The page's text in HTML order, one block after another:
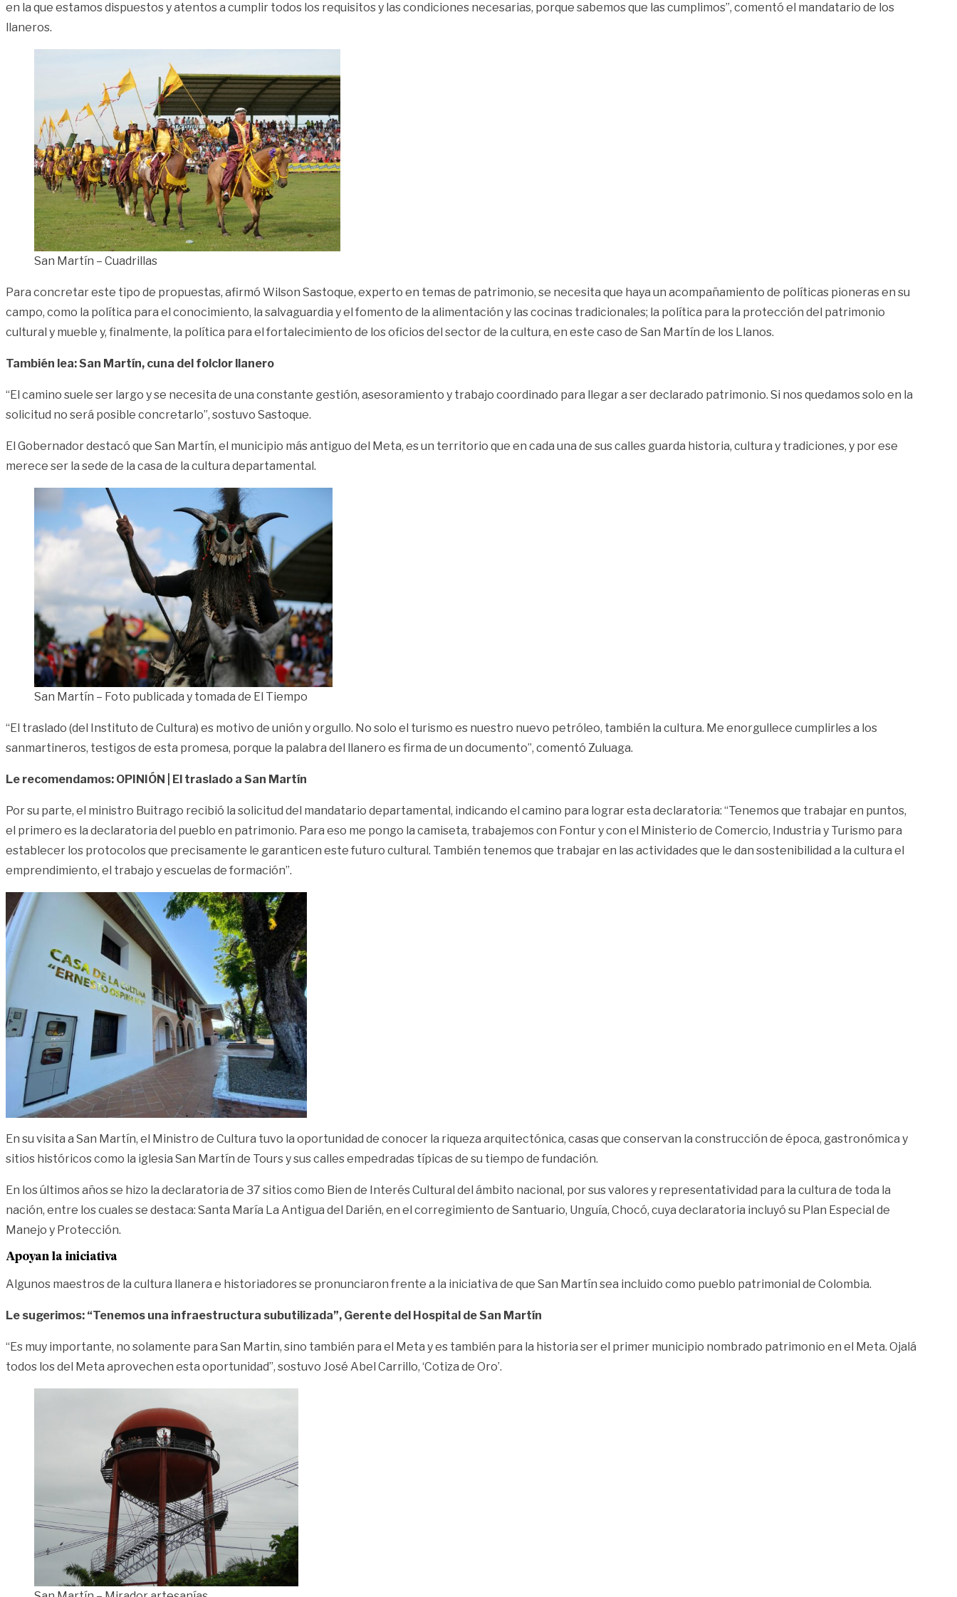
en la que estamos dispuestos y atentos a cumplir todos los requisitos y las condiciones necesarias, porque sabemos que las cumplimos”, comentó el mandatario de los
llaneros.
San Martín – Cuadrillas
Para concretar este tipo de propuestas, afirmó Wilson Sastoque, experto en temas de patrimonio, se necesita que haya un acompañamiento de políticas pioneras en su
campo, como la política para el conocimiento, la salvaguardia y el fomento de la alimentación y las cocinas tradicionales; la política para la protección del patrimonio
cultural y mueble y, finalmente, la política para el fortalecimiento de los oficios del sector de la cultura, en este caso de San Martín de los Llanos.
También lea: San Martín, cuna del folclor llanero
“El camino suele ser largo y se necesita de una constante gestión, asesoramiento y trabajo coordinado para llegar a ser declarado patrimonio. Si nos quedamos solo en la
solicitud no será posible concretarlo”, sostuvo Sastoque.
El Gobernador destacó que San Martín, el municipio más antiguo del Meta, es un territorio que en cada una de sus calles guarda historia, cultura y tradiciones, y por ese
merece ser la sede de la casa de la cultura departamental.
San Martín – Foto publicada y tomada de El Tiempo
“El traslado (del Instituto de Cultura) es motivo de unión y orgullo. No solo el turismo es nuestro nuevo petróleo, también la cultura. Me enorgullece cumplirles a los
sanmartineros, testigos de esta promesa, porque la palabra del llanero es firma de un documento”, comentó Zuluaga.
Le recomendamos: OPINIÓN | El traslado a San Martín
Por su parte, el ministro Buitrago recibió la solicitud del mandatario departamental, indicando el camino para lograr esta declaratoria: “Tenemos que trabajar en puntos,
el primero es la declaratoria del pueblo en patrimonio. Para eso me pongo la camiseta, trabajemos con Fontur y con el Ministerio de Comercio, Industria y Turismo para
establecer los protocolos que precisamente le garanticen este futuro cultural. También tenemos que trabajar en las actividades que le dan sostenibilidad a la cultura el
emprendimiento, el trabajo y escuelas de formación”.
En su visita a San Martín, el Ministro de Cultura tuvo la oportunidad de conocer la riqueza arquitectónica, casas que conservan la construcción de época, gastronómica y
sitios históricos como la iglesia San Martín de Tours y sus calles empedradas típicas de su tiempo de fundación.
En los últimos años se hizo la declaratoria de 37 sitios como Bien de Interés Cultural del ámbito nacional, por sus valores y representatividad para la cultura de toda la
nación, entre los cuales se destaca: Santa María La Antigua del Darién, en el corregimiento de Santuario, Unguía, Chocó, cuya declaratoria incluyó su Plan Especial de
Manejo y Protección.
Apoyan la iniciativa
Algunos maestros de la cultura llanera e historiadores se pronunciaron frente a la iniciativa de que San Martín sea incluido como pueblo patrimonial de Colombia.
Le sugerimos: “Tenemos una infraestructura subutilizada”, Gerente del Hospital de San Martín
“Es muy importante, no solamente para San Martin, sino también para el Meta y es también para la historia ser el primer municipio nombrado patrimonio en el Meta. Ojalá
todos los del Meta aprovechen esta oportunidad”, sostuvo José Abel Carrillo, ‘Cotiza de Oro’.